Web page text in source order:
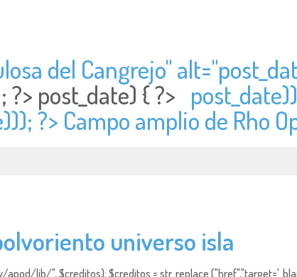
del Cangrejo" alt="
?> post_date) { ?>
?> Campo amplio de Rho
universo isla
lib/", $creditos); $creditos = str_replace